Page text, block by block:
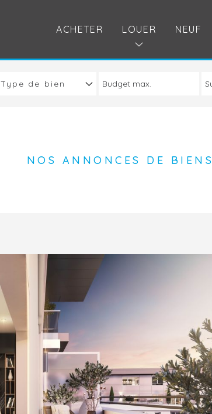
ACHETER LOUER NEUF
Type de bien
NOS ANNONCES DE BIENS